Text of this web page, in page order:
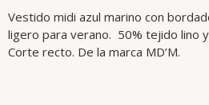
Vestido midi azul marino con
ligero para verano. 50% tejido lino
Corte recto. De la marca MD’M.